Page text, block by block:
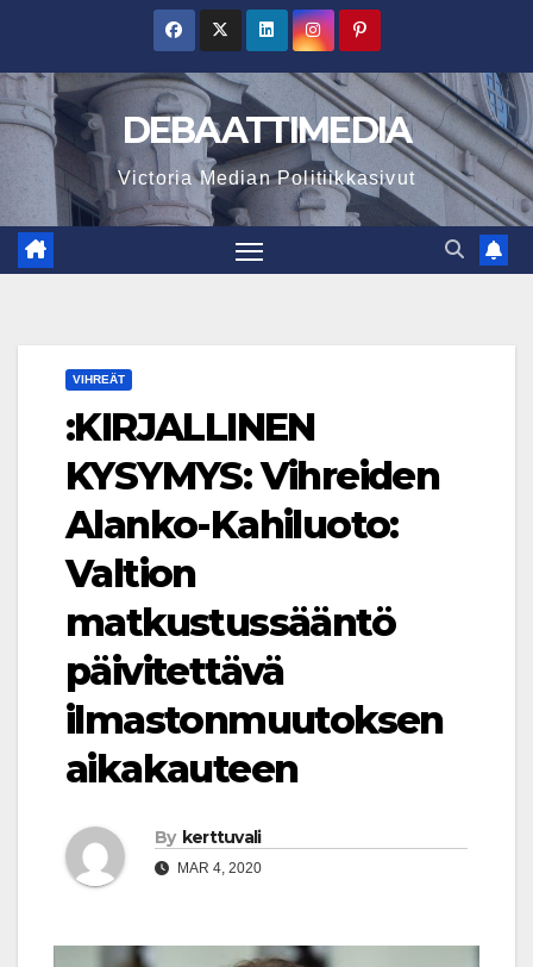
content
DEBAATTIMEDIA
Victoria Median Politiikkasivut
VIHREÄT
:KIRJALLINEN
KYSYMYS: Vihreiden
Alanko-Kahiluoto:
Valtion
matkustussääntö
päivitettävä
ilmastonmuutoksen
aikakauteen
By kerttuvali
MAR 4, 2020